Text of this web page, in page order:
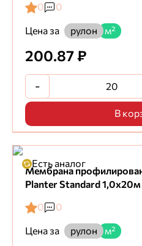
0
0
Цена за
рулон м²
200.87 ₽
-
В
Есть аналог
Мембрана
Planter Standard
0
0
Цена за
рулон м²